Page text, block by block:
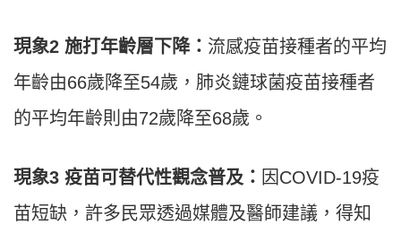
現象2 施打年齡層下降： 流感疫苗接種者的平均
年齡由66歲降至54歲，肺炎鏈球菌疫苗接種者
的平均年齡則由72歲降至68歲。
現象3 疫苗可替代性觀念普及： 因COVID-19疫
苗短缺，許多民眾透過媒體及醫師建議，得知